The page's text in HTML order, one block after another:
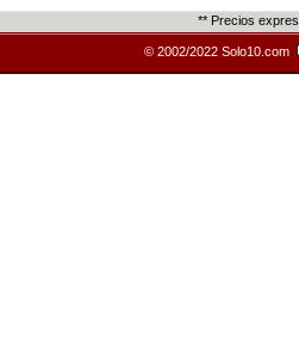
** Precios
© 2002/2022 Solo10.com